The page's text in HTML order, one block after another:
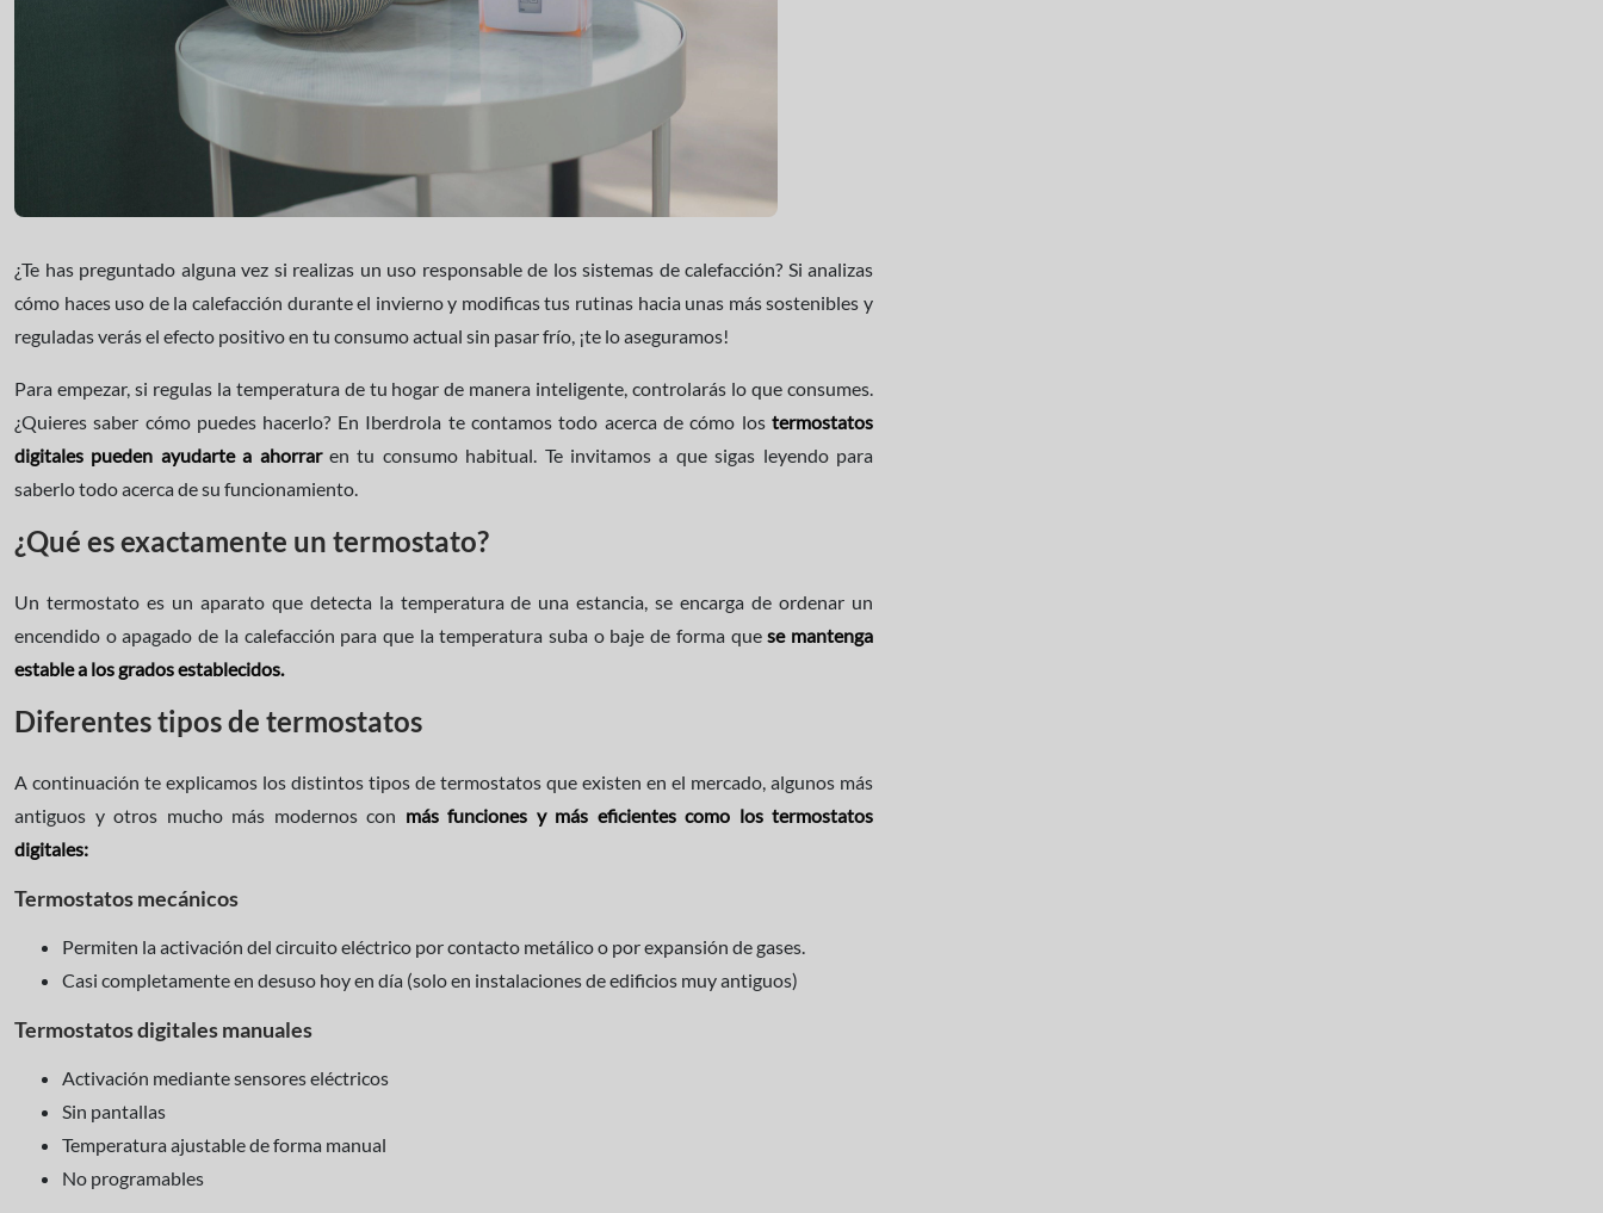
¿Te has preguntado alguna vez si realizas un uso responsable de los sistemas de calefacción? Si analizas
cómo haces uso de la calefacción durante el invierno y modificas tus rutinas hacia unas más sostenibles y
reguladas verás el efecto positivo en tu consumo actual sin pasar frío, ¡te lo aseguramos!
Para empezar, si regulas la temperatura de tu hogar de manera inteligente, controlarás lo que consumes.
¿Quieres saber cómo puedes hacerlo? En Iberdrola te contamos todo acerca de cómo los termostatos
digitales pueden ayudarte a ahorraren tu consumo habitual. Te invitamos a que sigas leyendo para
saberlo todo acerca de su funcionamiento.
¿Qué es exactamente un termostato?
Un termostato es un aparato que detecta la temperatura de una estancia, se encarga de ordenar un
encendido o apagado de la calefacción para que la temperatura suba o baje de forma quese mantenga
estable a los grados establecidos.
Diferentes tipos de termostatos
A continuación te explicamos los distintos tipos de termostatos que existen en el mercado, algunos más
antiguos y otros mucho más modernos con más funciones y más eficientes como los termostatos
digitales:
Termostatos mecánicos
Permiten la activación del circuito eléctrico por contacto metálico o por expansión de gases.
Casi completamente en desuso hoy en día (solo en instalaciones de edificios muy antiguos)
Termostatos digitales manuales
Activación mediante sensores eléctricos
Sin pantallas
Temperatura ajustable de forma manual
No programables